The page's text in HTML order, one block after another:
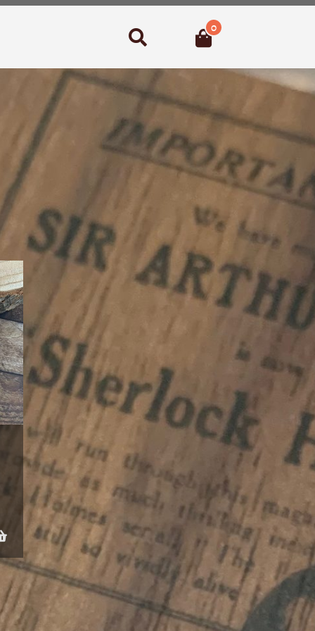
Suchen 0